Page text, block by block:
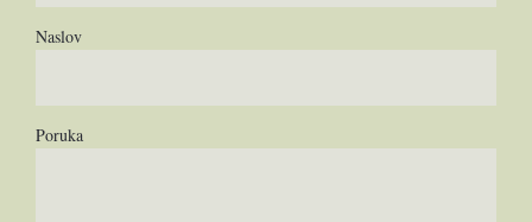
Naslov
Poruka